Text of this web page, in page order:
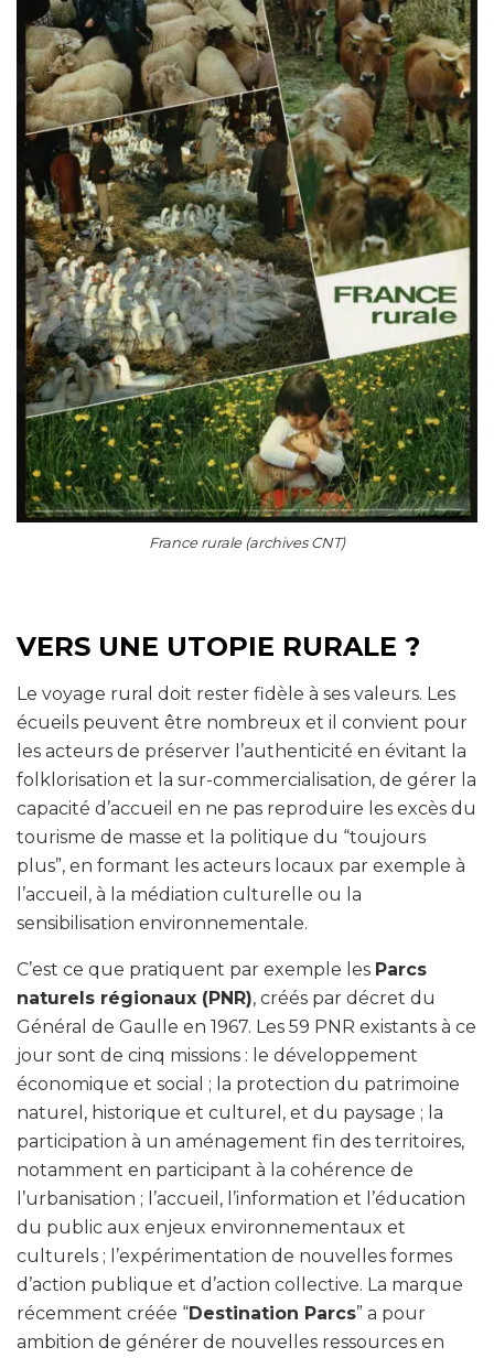
France rurale (archives CNT)
VERS UNE UTOPIE RURALE ?
Le voyage rural doit rester fidèle à ses valeurs. Les
écueils peuvent être nombreux et il convient pour
les acteurs de préserver l’authenticité en évitant la
folklorisation et la sur-commercialisation, de gérer la
capacité d’accueil en ne pas reproduire les excès du
tourisme de masse et la politique du “toujours
plus”, en formant les acteurs locaux par exemple à
l’accueil, à la médiation culturelle ou la
sensibilisation environnementale.
C’est ce que pratiquent par exemple les Parcs
naturels régionaux (PNR), créés par décret du
Général de Gaulle en 1967. Les 59 PNR existants à ce
jour sont de cinq missions : le développement
économique et social ; la protection du patrimoine
naturel, historique et culturel, et du paysage ; la
participation à un aménagement fin des territoires,
notamment en participant à la cohérence de
l’urbanisation ; l’accueil, l’information et l’éducation
du public aux enjeux environnementaux et
culturels ; l’expérimentation de nouvelles formes
d’action publique et d’action collective. La marque
récemment créée “Destination Parcs” a pour
ambition de générer de nouvelles ressources en